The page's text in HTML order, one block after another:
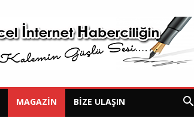
MAGAZIN BIZE ULAŞIN